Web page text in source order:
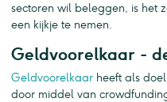
sectoren wil beleggen, is het
een kijkje te nemen.
Geldvoorelkaar -
Geldvoorelkaar heeft als
door middel van